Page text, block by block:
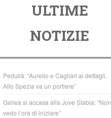
o
o
k
tt
er
at
s
A
p
p
ULTIME
NOTIZIE
Pedullà: “Aurelio e Cagliari ai dettagli.
Allo Spezia va un portiere”
Gallea si accasa alla Juve Stabia: “Non
vedo l’ora di iniziare”